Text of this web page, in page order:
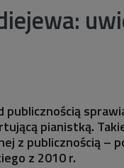
pianistką.
z publicznością –
z 2010 r.